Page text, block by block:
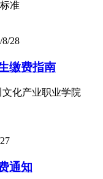
准
8/28
缴费指南
化产业职业学院
通知